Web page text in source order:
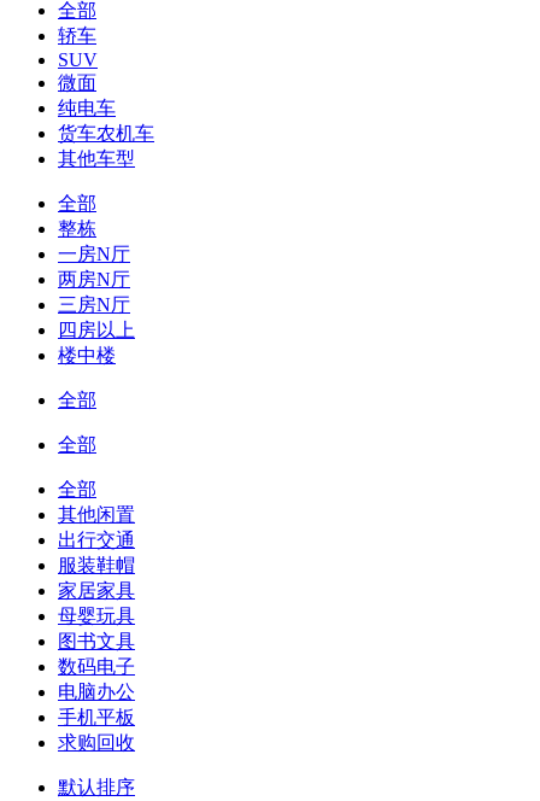
全部
轿车
SUV
微面
纯电车
货车农机车
其他车型
全部
整栋
一房N厅
两房N厅
三房N厅
四房以上
楼中楼
全部
全部
全部
其他闲置
出行交通
服装鞋帽
家居家具
母婴玩具
图书文具
数码电子
电脑办公
手机平板
求购回收
默认排序